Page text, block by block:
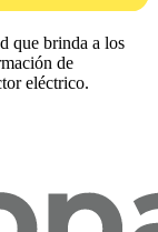
que brinda a los
de
eléctrico.